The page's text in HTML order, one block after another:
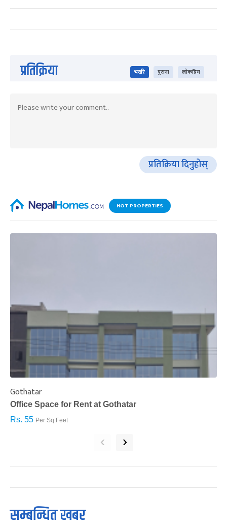
प्रतिक्रिया भर्खरै पुराना लोकप्रिय
प्रतिक्रिया दिनुहोस्
HOT PROPERTIES
Gothatar
Office Space for Rent at Gothatar
Rs. 55 Per Sq.Feet
‹ ›
सम्बन्धित खबर